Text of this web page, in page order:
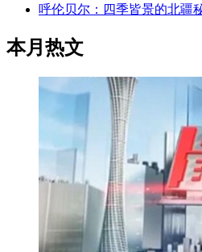
呼伦贝尔：四季皆景的北疆
本月热文